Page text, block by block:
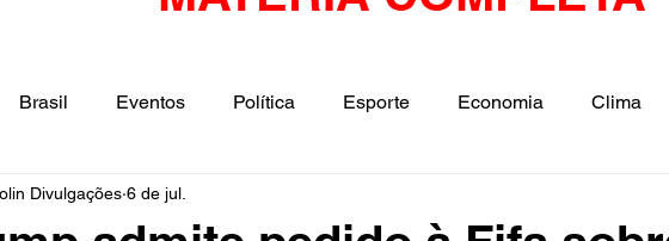
Brasil Eventos Política Esporte Economia Clima
Judiciário
Divulgações 6 de jul.